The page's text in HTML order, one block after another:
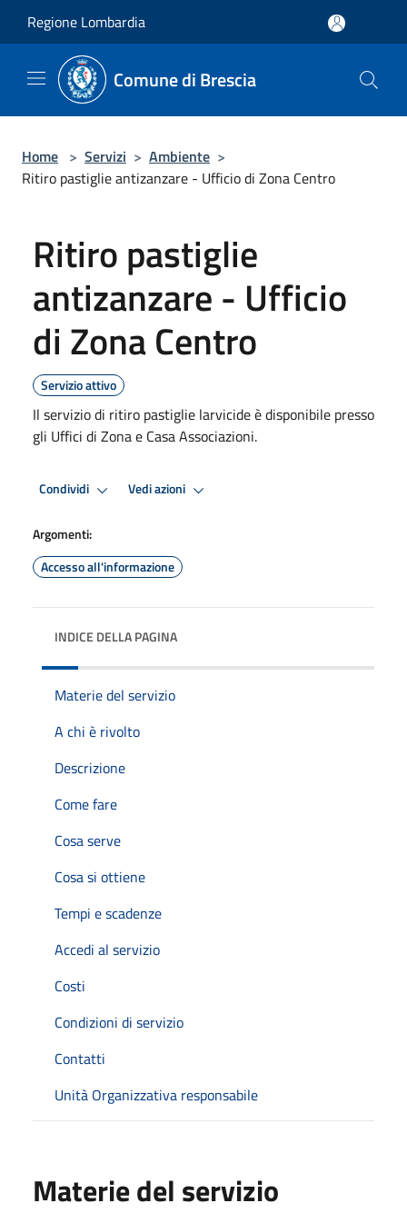
Regione Lombardia
Comune di Brescia
Home > Servizi > Ambiente >
Ritiro pastiglie antizanzare - Ufficio di Zona Centro
Ritiro pastiglie
antizanzare - Ufficio
di Zona Centro
Servizio attivo
Il servizio di ritiro pastiglie larvicide è disponibile presso
gli Uffici di Zona e Casa Associazioni.
Condividi Vedi azioni
Argomenti:
Accesso all'informazione
INDICE DELLA PAGINA
Materie del servizio
A chi è rivolto
Descrizione
Come fare
Cosa serve
Cosa si ottiene
Tempi e scadenze
Accedi al servizio
Costi
Condizioni di servizio
Contatti
Unità Organizzativa responsabile
Materie del servizio